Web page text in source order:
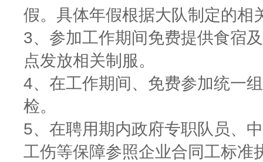
假。具体年假根据大队制定的相
3、参加工作期间免费提供食宿
点发放相关制服。
4、在工作期间、免费参加统一
检。
5、在聘用期内政府专职队员、
工伤等保障参照企业合同工标准